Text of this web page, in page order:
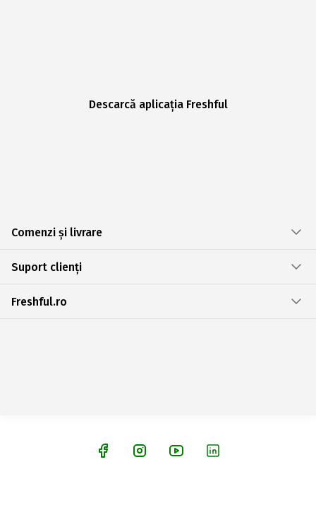
Descarcă aplicația Freshful
Comenzi și livrare
Suport clienți
Freshful.ro